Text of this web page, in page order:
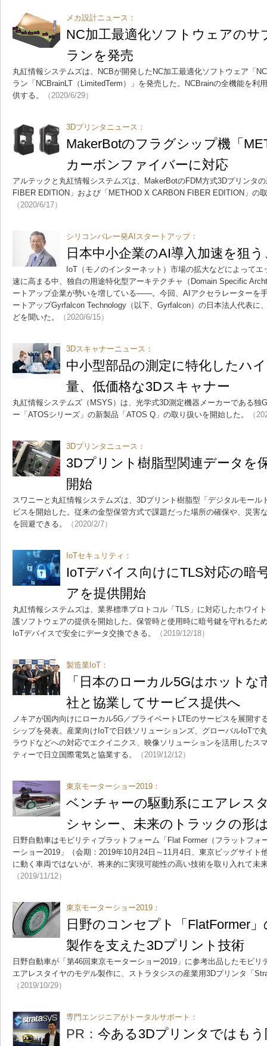
メカ設計ニュース：
NC加工最適化ソフトウェアの
ランを発売
丸紅情報システムズは、NCBが開発したNC加工最適化ソフトウェア「
ラン「NCBrainLT（LimitedTerm）」を発売した。NCBrainの全機能を利
供する。
（2020/6/29）
3Dプリンタニュース：
MakerBotのフラグシップ機「
カーボンファイバーに対応
アルテックと丸紅情報システムズは、MakerBotのFDM方式3Dプリンタ
FIBER EDITION」および「METHOD X CARBON FIBER EDITION」の
（2020/6/17）
シリコンバレー発AIスタートアップ：
日本中小企業のAI導入加速を狙
IoT（モノのインターネット）市場の拡大などによって
速に高まる中、独自の用途特化型アーキテクチャ（Domain Specific
ートアップ企業が勢いを増している――。今回、AIアクセラレーターを
ートアップGyrfalcon Technology（以下、Gyrfalcon）の日本法人代表に
どを聞いた。
（2020/6/15）
3Dスキャナーニュース：
中小型部品の測定に特化したハ
量、低価格な3Dスキャナー
丸紅情報システムズ（MSYS）は、光学式3D測定機器メーカーである独
ー「ATOSシリーズ」の新製品「ATOS Q」の取り扱いを開始した。
（
3Dプリンタニュース：
3Dプリント樹脂型関連データを
開始
スワニーと丸紅情報システムズは、3Dプリント樹脂型「デジタルモール
ビスを開始した。従来の金型保管方式で課題だった場所の確保や、災害
を回避できる。
（2020/2/7）
IoTセキュリティ：
IoTデバイス向けにTLS対応の暗
アを提供開始
丸紅情報システムズは、業界標準プロトコル「TLS」に対応したホワイ
護ソフトウェアの提供を開始した。保管時と使用時に暗号鍵を守れるた
IoTデバイスで安全にデータ交換できる。
（2019/12/18）
製造業IoT：
「日本のローカル5Gはホットな
社と協業してサービス提供へ
ノキアが国内向けにローカル5G／プライベートLTEのサービスを展開す
シップを発表。産業向けIoTで日鉄ソリューションズ、グローバルIoTで
ラウドなどへの対応でエクイニクス、映像ソリューションを活用したス
ティーで日立国際電気と協業する。
（2019/12/12）
東京モーターショー2019：
ベンチャーの駆動系にエアレス
シャシー、未来のトラックの形
日野自動車はモビリティプラットフォーム「Flat Former（フラットフォ
ーショー2019」（会期：2019年10月24日～11月4日、東京ビッグサイト
に動く車両ではないが、将来的に実現可能性の高い技術を取り入れて未
（2019/11/12）
東京モーターショー2019：
日野のコンセプト「FlatFormer
製作を支えた3Dプリント技術
日野自動車が「第46回東京モーターショー2019」に参考出品したモビリ
エアレスタイヤのモデル製作に、ストラタシスの産業用3Dプリンタ「
（2019/10/29）
専門エンジニアがトータルサポート：
PR： 今ある3Dプリンタではも